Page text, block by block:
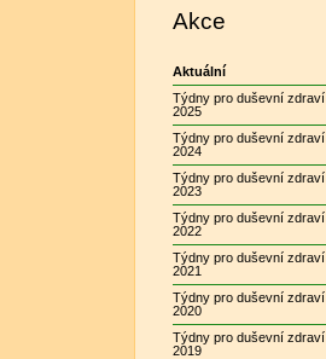
Akce
Aktuální
Týdny pro duševní zdraví
2025
Týdny pro duševní zdraví
2024
Týdny pro duševní zdraví
2023
Týdny pro duševní zdraví
2022
Týdny pro duševní zdraví
2021
Týdny pro duševní zdraví
2020
Týdny pro duševní zdraví
2019